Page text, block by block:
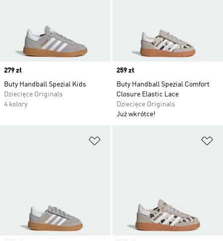
Price
279 zł
Buty Handball Spezial Kids
Dziecięce Originals
4 kolory
Price
259 zł
Buty Handball Spezial Comfort
Closure Elastic Lace
Dziecięce Originals
Już wkrótce!